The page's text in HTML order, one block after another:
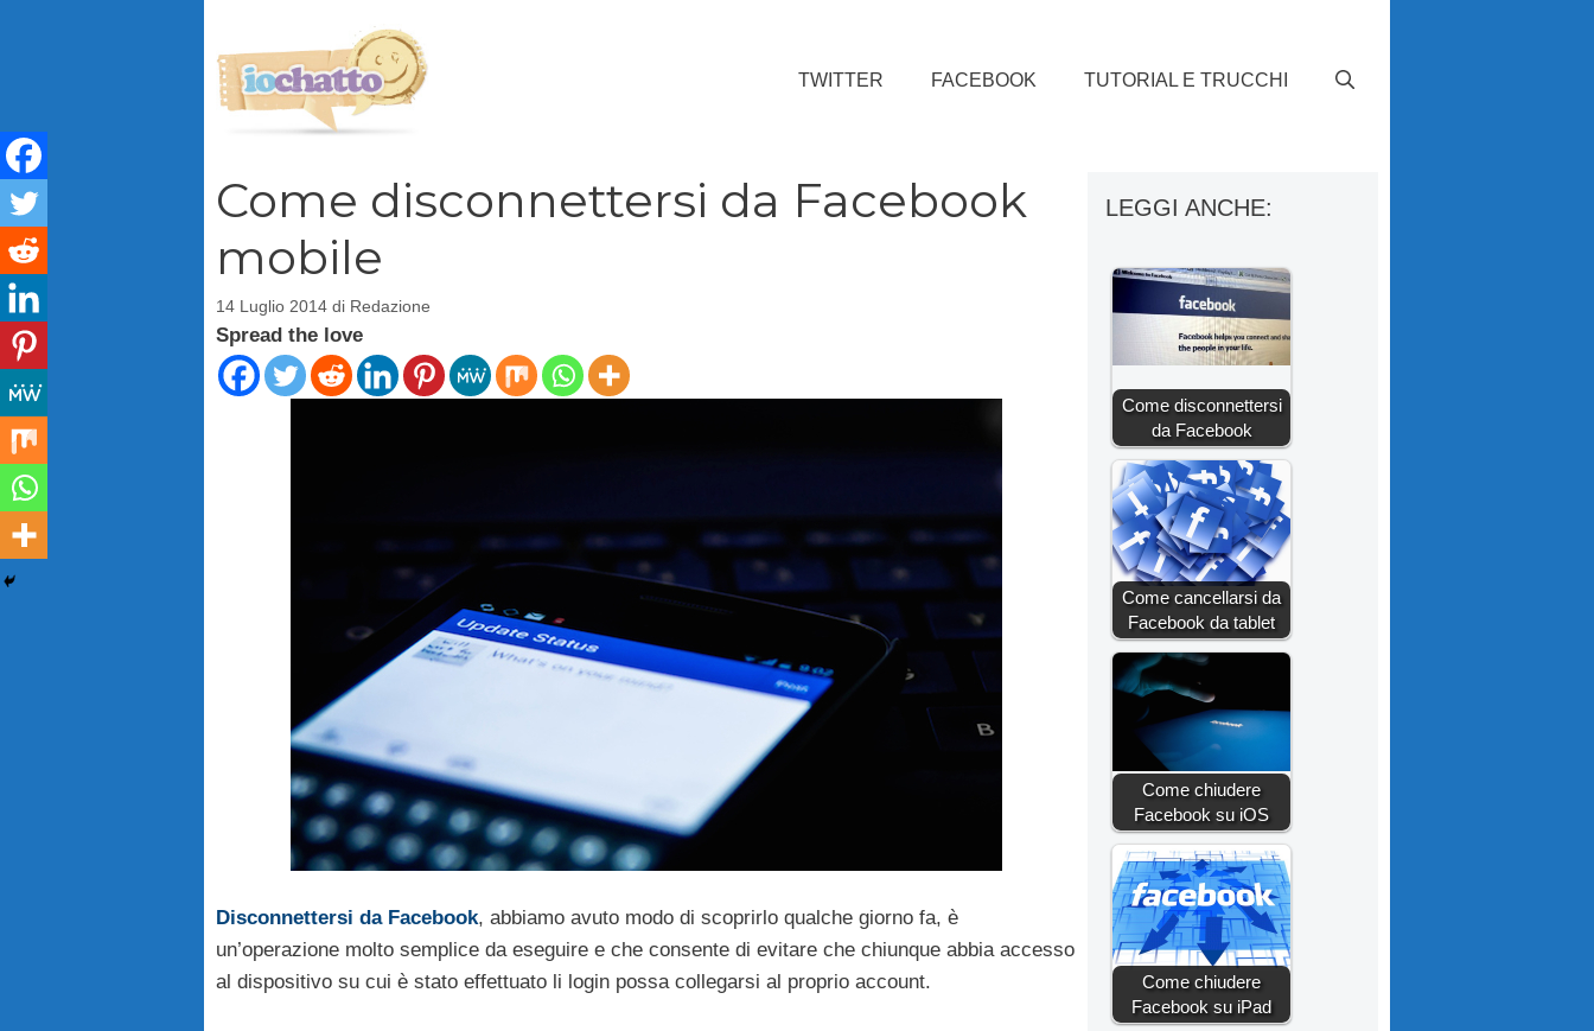
TWITTER FACEBOOK TUTORIAL E TRUCCHI
Come disconnettersi da Facebook
mobile
14 Luglio 2014 di Redazione
Spread the love
Disconnettersi da Facebook, abbiamo avuto modo di scoprirlo qualche giorno fa, è
un’operazione molto semplice da eseguire e che consente di evitare che chiunque abbia accesso
al dispositivo su cui è stato effettuato li login possa collegarsi al proprio account.
LEGGI ANCHE:
Come disconnettersi
da Facebook
Come cancellarsi da
Facebook da tablet
Come chiudere
Facebook su iOS
Come chiudere
Facebook su iPad